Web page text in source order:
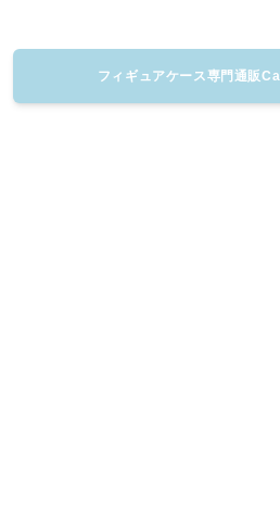
フィギュアケース専門通販